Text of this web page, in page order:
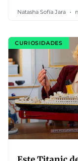
Natasha Sofía Jara
CURIOSIDADES